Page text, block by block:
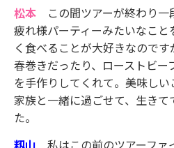
松本 この間ツアーが終わり一
疲れ様パーティーみたいなこと
く食べることが大好きなので
春巻きだったり、ローストビー
を手作りしてくれて。美味し
家族と一緒に過ごせて、生き
た。